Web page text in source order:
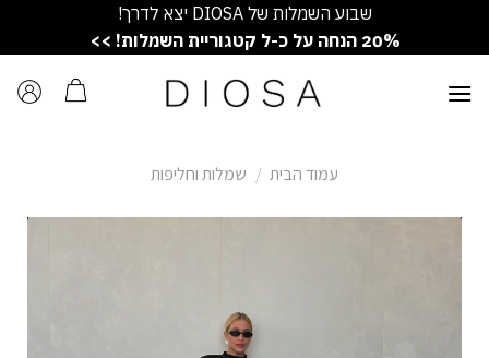
שבוע השמלות של DIOSA יצא לדרך!
20% הנחה על כ-ל קטגוריית השמלות! >>
עמוד הבית / שמלות וחליפות